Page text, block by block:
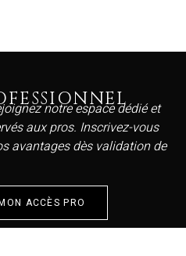
notre espace dédié et
aux pros. Inscrivez-vous
avantages dès validation de
ACCÈS PRO